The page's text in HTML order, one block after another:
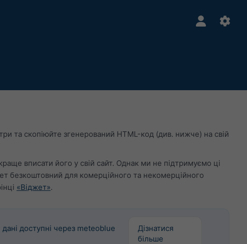
та скопіюйте згенерований HTML-код (див. нижче) на свій
вписати його у свій сайт. Однак ми не підтримуємо ці
безкоштовний для комерційного та некомерційного
«Віджет».
доступні через meteoblue
Дізнатися
більше